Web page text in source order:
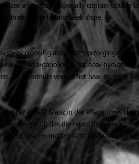
and repairs. Specially contain double
finish with a lasting sleek shine.
creeert glans bij de verzorging van
arganolie die het haar
Deze formule verfrist het haar en geeft
schafft Glanz in der Pflege Ihres
Arganöl, das die Haare hydratisiert,
wird. Diese Formel erfrischt das Haar und